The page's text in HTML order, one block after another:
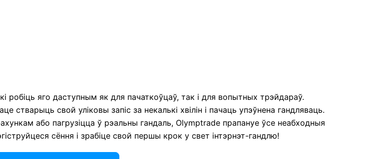
робіць яго даступным як для пачаткоўцаў, так і для вопытных трэйдараў.
стварыць свой уліковы запіс за некалькі хвілін і пачаць упэўнена гандляваць.
або пагрузіцца ў рэальны гандаль, Olymptrade прапануе ўсе неабходныя
сёння і зрабіце свой першы крок у свет інтэрнэт-гандлю!